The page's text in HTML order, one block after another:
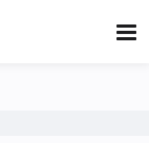
Annonsere i